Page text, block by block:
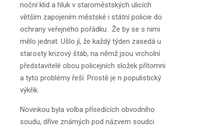
noční klid a hluk v staroměstských ulicích
větším zapojením městské i státní policie do
ochrany veřejného pořádku. Že by se s nimi
mělo jednat. Ušlo jí, že každý týden zasedá u
starosty krizový štáb, na němž jsou vrcholní
představitelé obou policejních složek přítomni
a tyto problémy řeší. Prostě je n populistický
výkřik.
Novinkou byla volba přísedících obvodního
soudu, dříve známých pod názvem soudci